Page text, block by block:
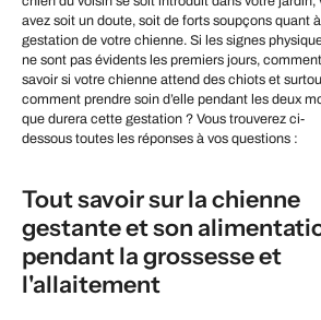
avez soit un doute, soit de forts soupçons quant
gestation de votre chienne. Si les signes
ne sont pas évidents les premiers jours, comment
savoir si votre chienne attend des chiots et
comment prendre soin d’elle pendant les deux
que durera cette gestation ? Vous trouverez ci-
dessous toutes les réponses à vos questions :
Tout savoir sur la chienne
gestante et son
pendant la grossesse et
l'allaitement